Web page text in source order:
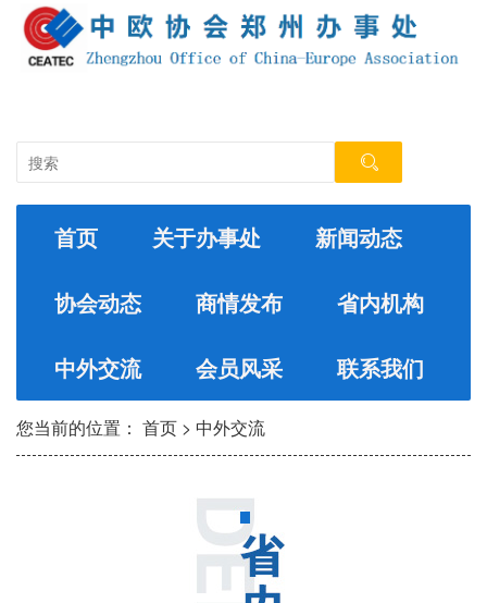
首页 关于办事处 新闻动态
协会动态 商情发布 省内机构
中外交流 会员风采 联系我们
您当前的位置： 首页 > 中外交流